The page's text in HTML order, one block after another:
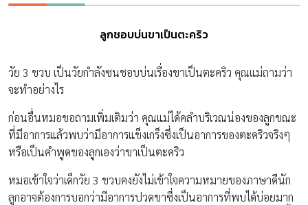
ลูกชอบบ่นขาเป็นตะคริว
วัย 3 ขวบ เป็นวัยกำลังซนชอบบ่นเรื่องขาเป็นตะคริว คุณแม่ถามว่า
จะทำอย่างไร
ก่อนอื่นหมอขอถามเพิ่มเติมว่า คุณแม่ได้คลำบริเวณน่องของลูกขณะ
ที่มีอาการแล้วพบว่ามีอาการแข็งเกร็งซึ่งเป็นอาการของตะคริวจริงๆ
หรือเป็นคำพูดของลูกเองว่าขาเป็นตะคริว
หมอเข้าใจว่าเด็กวัย 3 ขวบคงยังไม่เข้าใจความหมายของภาษาดีนัก
ลูกอาจต้องการบอกว่ามีอาการปวดขาซึ่งเป็นอาการที่พบได้บ่อยมาก